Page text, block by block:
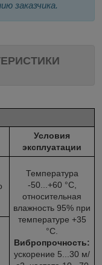
заказчика.
Условия
эксплуатации
Температура
-50...+60 °С,
относительная
влажность 95% при
температуре +35
°С.
Вибропрочность:
ускорение 5...30 м/